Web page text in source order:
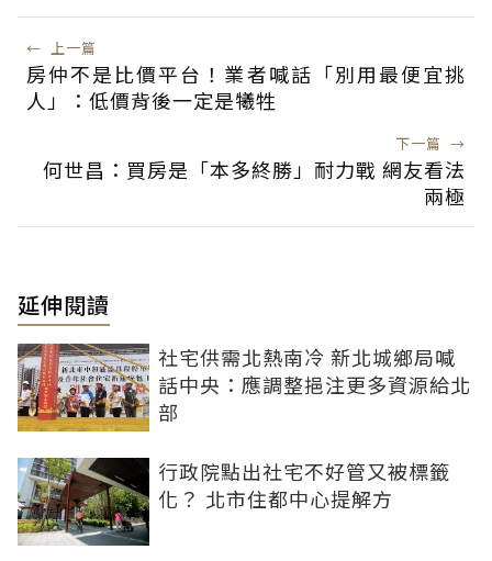
← 上一篇
房仲不是比價平台！業者喊話「別用最便宜挑
人」：低價背後一定是犧牲
下一篇 →
何世昌：買房是「本多終勝」耐力戰 網友看法
兩極
延伸閱讀
社宅供需北熱南冷 新北城鄉局喊
話中央：應調整挹注更多資源給北
部
行政院點出社宅不好管又被標籤
化？ 北市住都中心提解方